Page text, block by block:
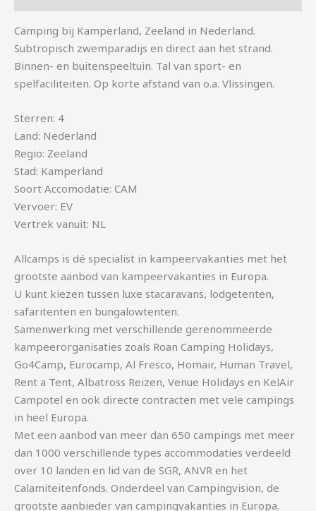
Camping bij Kamperland, Zeeland in Nederland.
Subtropisch zwemparadijs en direct aan het strand.
Binnen- en buitenspeeltuin. Tal van sport- en
spelfaciliteiten. Op korte afstand van o.a. Vlissingen.
Sterren: 4
Land: Nederland
Regio: Zeeland
Stad: Kamperland
Soort Accomodatie: CAM
Vervoer: EV
Vertrek vanuit: NL
Allcamps is dé specialist in kampeervakanties met het
grootste aanbod van kampeervakanties in Europa.
U kunt kiezen tussen luxe stacaravans, lodgetenten,
safaritenten en bungalowtenten.
Samenwerking met verschillende gerenommeerde
kampeerorganisaties zoals Roan Camping Holidays,
Go4Camp, Eurocamp, Al Fresco, Homair, Human Travel,
Rent a Tent, Albatross Reizen, Venue Holidays en KelAir
Campotel en ook directe contracten met vele campings
in heel Europa.
Met een aanbod van meer dan 650 campings met meer
dan 1000 verschillende types accommodaties verdeeld
over 10 landen en lid van de SGR, ANVR en het
Calamiteitenfonds. Onderdeel van Campingvision, de
grootste aanbieder van campingvakanties in Europa.